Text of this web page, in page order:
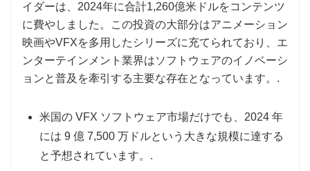
イダーは、2024年に合計1,260億米ドルをコンテンツ
に費やしました。この投資の大部分はアニメーション
映画やVFXを多用したシリーズに充てられており、エ
ンターテインメント業界はソフトウェアのイノベーシ
ョンと普及を牽引する主要な存在となっています。.
米国の VFX ソフトウェア市場だけでも、2024 年
には 9 億 7,500 万ドルという大きな規模に達する
と予想されています。.